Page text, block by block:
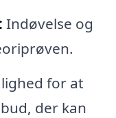
Indøvelse og
for at
der kan